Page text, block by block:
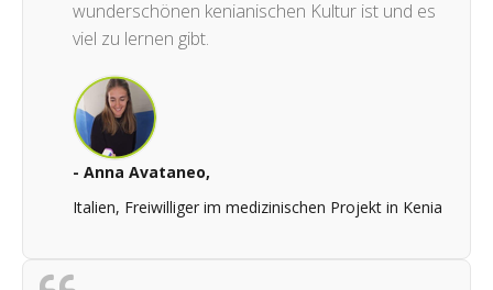
wunderschönen kenianischen Kultur ist und es
viel zu lernen gibt.
- Anna Avataneo,
Italien, Freiwilliger im medizinischen Projekt in Kenia